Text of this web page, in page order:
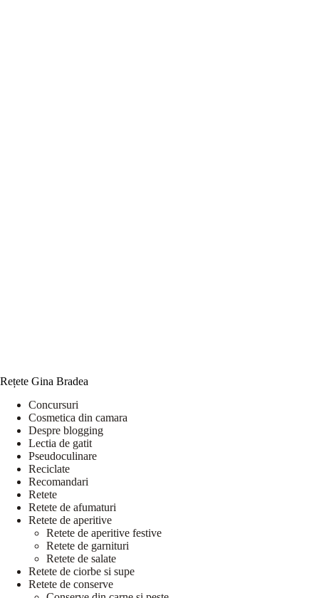
Rețete Gina Bradea
Concursuri
Cosmetica din camara
Despre blogging
Lectia de gatit
Pseudoculinare
Reciclate
Recomandari
Retete
Retete de afumaturi
Retete de aperitive
Retete de aperitive festive
Retete de garnituri
Retete de salate
Retete de ciorbe si supe
Retete de conserve